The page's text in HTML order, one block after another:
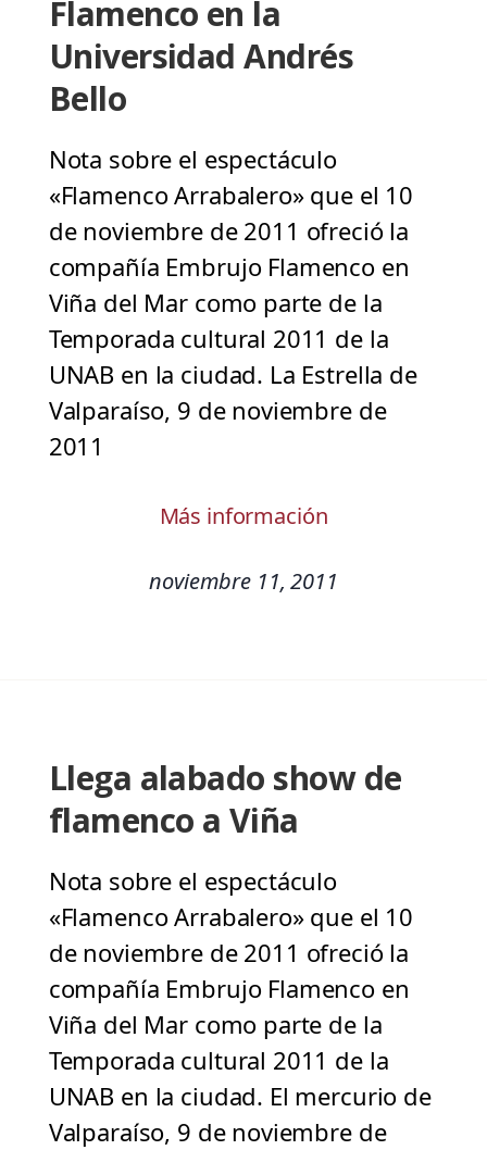
Flamenco en la
Universidad Andrés
Bello
Nota sobre el espectáculo
«Flamenco Arrabalero» que el 10
de noviembre de 2011 ofreció la
compañía Embrujo Flamenco en
Viña del Mar como parte de la
Temporada cultural 2011 de la
UNAB en la ciudad. La Estrella de
Valparaíso, 9 de noviembre de
2011
Más información
noviembre 11, 2011
Llega alabado show de
flamenco a Viña
Nota sobre el espectáculo
«Flamenco Arrabalero» que el 10
de noviembre de 2011 ofreció la
compañía Embrujo Flamenco en
Viña del Mar como parte de la
Temporada cultural 2011 de la
UNAB en la ciudad. El mercurio de
Valparaíso, 9 de noviembre de